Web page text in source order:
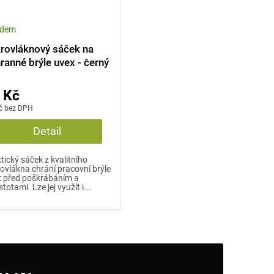
sáček na
brýle uvex - černý
bez DPH
Kč
Detail
sáček z kvalitního
chrání pracovní brýle
před poškrábáním a
Lze jej využít i...